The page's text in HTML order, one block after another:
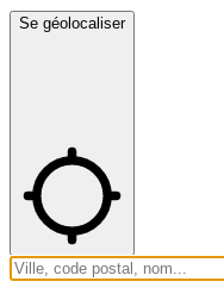
Se géolocaliser